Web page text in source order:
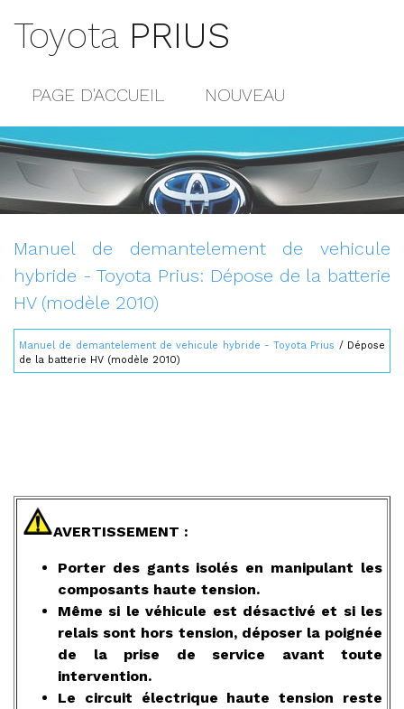
Toyota PRIUS
PAGE D'ACCUEIL NOUVEAU
POPULAIRE
CONTACTS
Manuel de demantelement de vehicule
hybride - Toyota Prius: Dépose de la batterie
HV (modèle 2010)
Manuel de demantelement de vehicule hybride - Toyota Prius / Dépose
de la batterie HV (modèle 2010)
AVERTISSEMENT :
Porter des gants isolés en manipulant les
composants haute tension.
Même si le véhicule est désactivé et si les
relais sont hors tension, déposer la poignée
de la prise de service avant toute
intervention.
Le circuit électrique haute tension reste